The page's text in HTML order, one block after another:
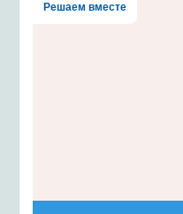
Решаем вместе